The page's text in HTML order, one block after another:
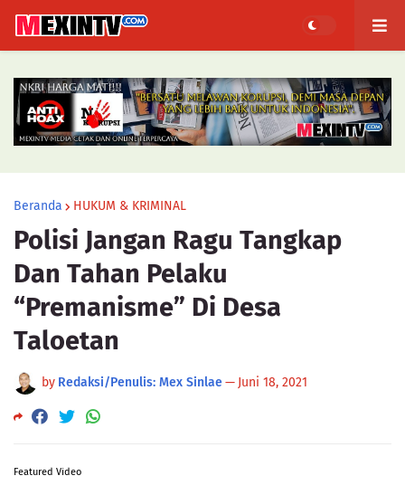
Beranda HUKUM & KRIMINAL
Polisi Jangan Ragu Tangkap
Dan Tahan Pelaku
“Premanisme” Di Desa
Taloetan
by Redaksi/Penulis: Mex Sinlae— Juni 18, 2021
Featured Video